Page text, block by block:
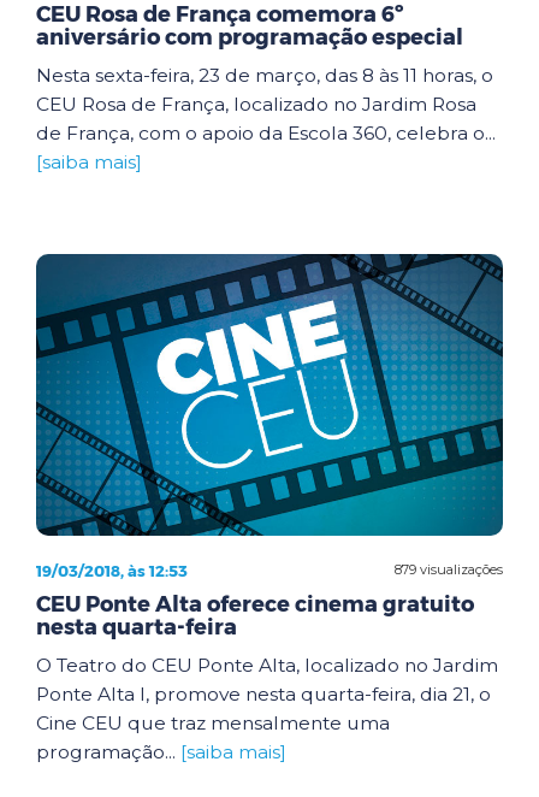
CEU Rosa de França comemora 6º
aniversário com programação especial
Nesta sexta-feira, 23 de março, das 8 às 11 horas, o
CEU Rosa de França, localizado no Jardim Rosa
de França, com o apoio da Escola 360, celebra o...
[saiba mais]
879 visualizações
19/03/2018, às 12:53
CEU Ponte Alta oferece cinema gratuito
nesta quarta-feira
O Teatro do CEU Ponte Alta, localizado no Jardim
Ponte Alta I, promove nesta quarta-feira, dia 21, o
Cine CEU que traz mensalmente uma
programação... [saiba mais]